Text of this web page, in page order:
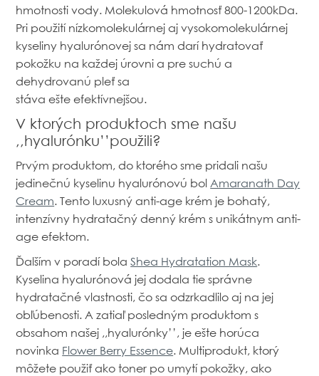
hmotnosti vody. Molekulová hmotnosť 800-1200kDa.
Pri použití nízkomolekulárnej aj vysokomolekulárnej
kyseliny hyalurónovej sa nám darí hydratovať
pokožku na každej úrovni a pre suchú a
dehydrovanú pleť sa
stáva ešte efektívnejšou.
V ktorých produktoch sme našu
,,hyalurónku’’použili?
Prvým produktom, do ktorého sme pridali našu
jedinečnú kyselinu hyalurónovú bol Amaranath Day
Cream. Tento luxusný anti-age krém je bohatý,
intenzívny hydratačný denný krém s unikátnym anti-
age efektom.
Ďalším v poradí bolaShea Hydratation Mask.
Kyselina hyalurónová jej dodala tie správne
hydratačné vlastnosti, čo sa odzrkadlilo aj na jej
obľúbenosti. A zatiaľ posledným produktom s
obsahom našej ,,hyalurónky’’, je ešte horúca
novinka Flower Berry Essence. Multiprodukt, ktorý
môžete použiť ako toner po umytí pokožky, ako